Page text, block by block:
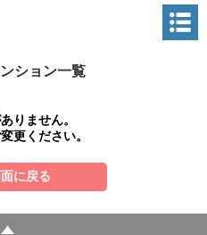
ション一覧
りません。
更ください。
に戻る